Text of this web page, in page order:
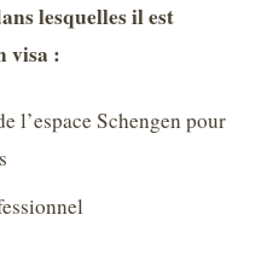
lesquelles il est
visa :
l’espace Schengen pour